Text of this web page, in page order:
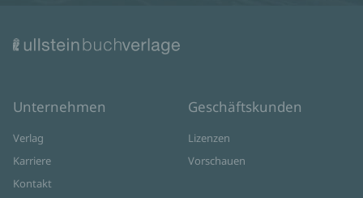
Unternehmen
Verlag
Karriere
Kontakt
Geschäftskunden
Lizenzen
Vorschauen